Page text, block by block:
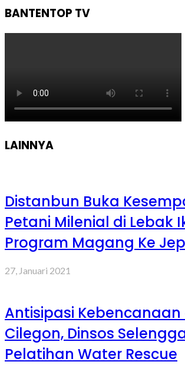
BANTENTOP TV
LAINNYA
Distanbun Buka
Petani Milenial di Lebak
Program Magang Ke
27, Januari 2021
Antisipasi Kebencanaan
Cilegon, Dinsos
Pelatihan Water Rescue